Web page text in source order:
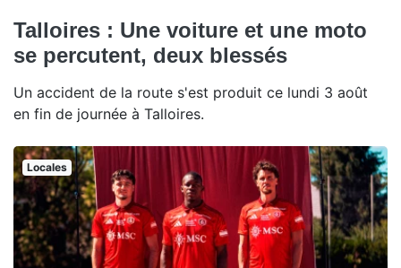
Talloires : Une voiture et une moto
se percutent, deux blessés
Un accident de la route s'est produit ce lundi 3 août
en fin de journée à Talloires.
Locales